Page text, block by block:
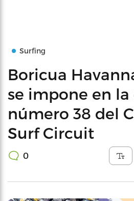
Surfing
Boricua
se impone en
número 38 del
Surf Circuit
0